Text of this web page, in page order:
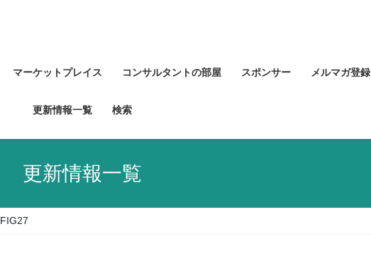
マーケットプレイス コンサルタントの部屋 スポンサー メルマガ登録
更新情報一覧 検索
更新情報一覧
FIG27